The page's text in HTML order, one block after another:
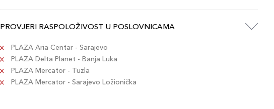
PROVJERI RASPOLOŽIVOST U POSLOVNICAMA
PLAZA Aria Centar - Sarajevo
PLAZA Delta Planet - Banja Luka
PLAZA Mercator - Tuzla
PLAZA Mercator - Sarajevo Ložionička